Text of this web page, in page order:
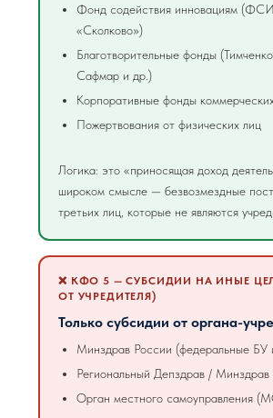
Фонд содействия инновациям
«Сколково»)
Благотворительные фонды
Сафмар и др.)
Корпоративные фонды
Пожертвования от физических лиц
Логика: это «приносящая доход
широком смысле — безвозмездные
третьих лиц, которые не являются
❌ КФО 5 — СУБСИДИИ НА ИНЫЕ
ОТ УЧРЕДИТЕЛЯ)
Только субсидии от органа-
Минздрав России (федеральные БУ
Региональный Депздрав /
Орган местного самоуправления